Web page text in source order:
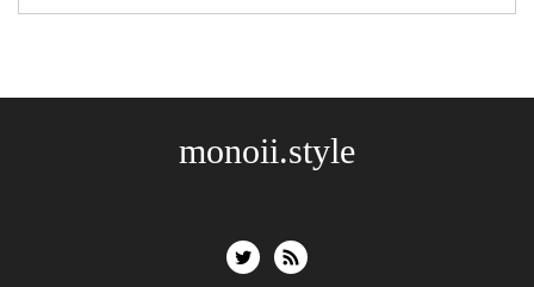
monoii.style